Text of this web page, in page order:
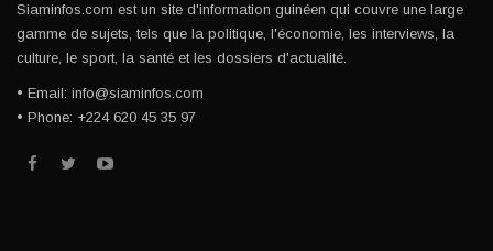
Siaminfos.com est un site d'information guinéen qui couvre une large
gamme de sujets, tels que la politique, l'économie, les interviews, la
culture, le sport, la santé et les dossiers d'actualité.
• Email: info@siaminfos.com
• Phone: +224 620 45 35 97